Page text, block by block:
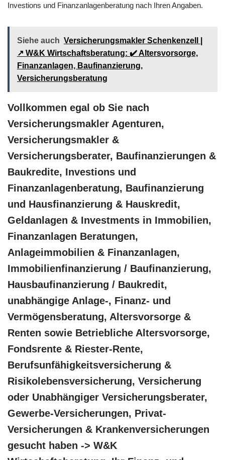
Investions und Finanzanlagenberatung nach Ihren Angaben.
Siehe auch Versicherungsmakler Schenkenzell |
↗️ W&K Wirtschaftsberatung: ✔️ Altersvorsorge,
Finanzanlagen, Baufinanzierung,
Versicherungsberatung
Vollkommen egal ob Sie nach
Versicherungsmakler Agenturen,
Versicherungsmakler &
Versicherungsberater, Baufinanzierungen &
Baukredite, Investions und
Finanzanlagenberatung, Baufinanzierung
und Hausfinanzierung & Hauskredit,
Geldanlagen & Investments in Immobilien,
Finanzanlagen Beratungen,
Anlageimmobilien & Finanzanlagen,
Immobilienfinanzierung / Baufinanzierung,
Hausbaufinanzierung / Baukredit,
unabhängige Anlage-, Finanz- und
Vermögensberatung, Altersvorsorge &
Renten sowie Betriebliche Altersvorsorge,
Fondsrente & Riester-Rente,
Berufsunfähigkeitsversicherung &
Risikolebensversicherung, Versicherung
oder Unabhängiger Versicherungsberater,
Gewerbe-Versicherungen, Privat-
Versicherungen & Krankenversicherungen
gesucht haben -> W&K